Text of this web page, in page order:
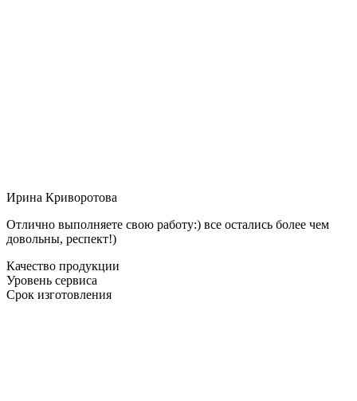
Ирина Криворотова
Отлично выполняете свою работу:) все остались более чем
довольны, респект!)
Качество продукции
Уровень сервиса
Срок изготовления